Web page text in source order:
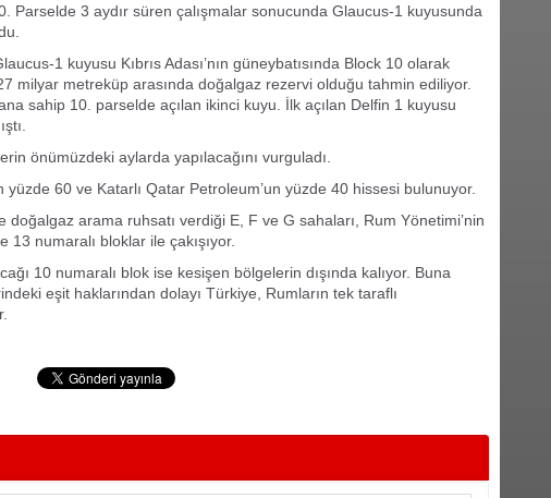
Parselde 3 aydır süren çalışmalar sonucunda Glaucus-1 kuyusunda
1 kuyusu Kıbrıs Adası’nın güneybatısında Block 10 olarak
milyar metreküp arasında doğalgaz rezervi olduğu tahmin ediliyor.
sahip 10. parselde açılan ikinci kuyu. İlk açılan Delfin 1 kuyusu
önümüzdeki aylarda yapılacağını vurguladı.
yüzde 60 ve Katarlı Qatar Petroleum’un yüzde 40 hissesi bulunuyor.
doğalgaz arama ruhsatı verdiği E, F ve G sahaları, Rum Yönetimi’nin
numaralı bloklar ile çakışıyor.
10 numaralı blok ise kesişen bölgelerin dışında kalıyor. Buna
eşit haklarından dolayı Türkiye, Rumların tek taraflı